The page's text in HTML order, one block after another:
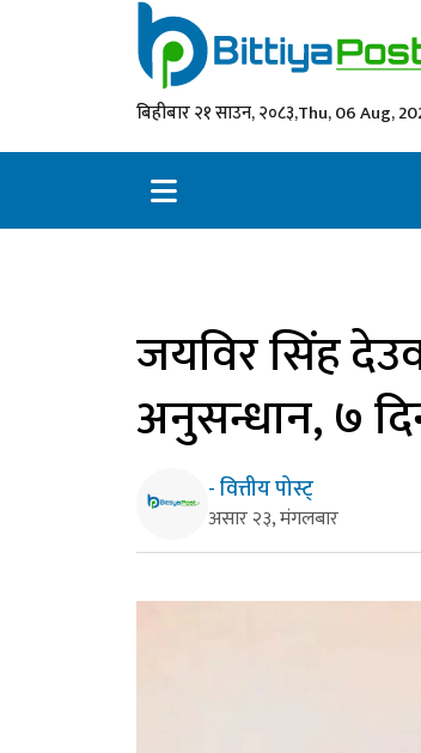
बिहीबार २१ साउन, २०८३,Thu, 06 Aug,
जयविर सिंह
अनुसन्धान, ७
- वित्तीय पोस्ट्
असार २३, मंगलबार